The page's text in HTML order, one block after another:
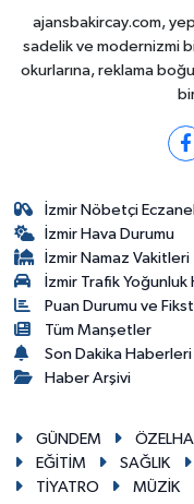
ajansbakircay.com,
sadelik ve modernizmi
okurlarına, reklama
İzmir Nöbetçi
İzmir Hava Durumu
İzmir Namaz Vakitleri
İzmir Trafik Yoğunluk
Puan Durumu ve
Tüm Manşetler
Son Dakika Haberleri
Haber Arşivi
GÜNDEM
EĞİTİM
SAĞLIK
TİYATRO
MÜZİK